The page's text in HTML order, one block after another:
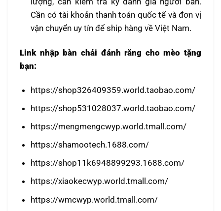
Cần có tài khoản thanh toán quốc tế và đơn vị
vận chuyển uy tín để ship hàng về Việt Nam.
Link nhập bàn chải đánh răng cho mèo tặng
bạn:
https://shop326409359.world.taobao.com/
https://shop531028037.world.taobao.com/
https://mengmengcwyp.world.tmall.com/
https://shamootech.1688.com/
https://shop11k6948899293.1688.com/
https://xiaokecwyp.world.tmall.com/
https://wmcwyp.world.tmall.com/